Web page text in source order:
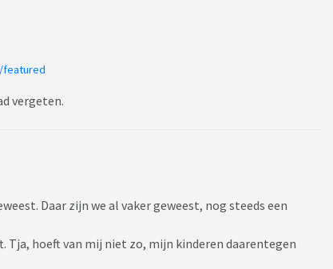
vergeten.
Daar zijn we al vaker geweest, nog steeds een
hoeft van mij niet zo, mijn kinderen daarentegen